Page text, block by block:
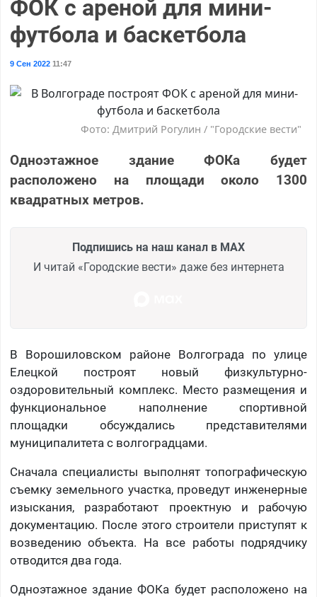
ФОК с ареной для мини-
футбола и баскетбола
9 Сен 202211:47
Фото: Дмитрий Рогулин / "Городские вести"
Одноэтажное здание ФОКа будет
расположено на площади около 1300
квадратных метров.
Подпишись на наш канал в MAX
И читай «Городские вести» даже без интернета
В Ворошиловском районе Волгограда по улице
Елецкой построят новый физкультурно-
оздоровительный комплекс. Место размещения и
функциональное наполнение спортивной
площадки обсуждались представителями
муниципалитета с волгоградцами.
Сначала специалисты выполнят топографическую
съемку земельного участка, проведут инженерные
изыскания, разработают проектную и рабочую
документацию. После этого строители приступят к
возведению объекта. На все работы подрядчику
отводится два года.
Одноэтажное здание ФОКа будет расположено на